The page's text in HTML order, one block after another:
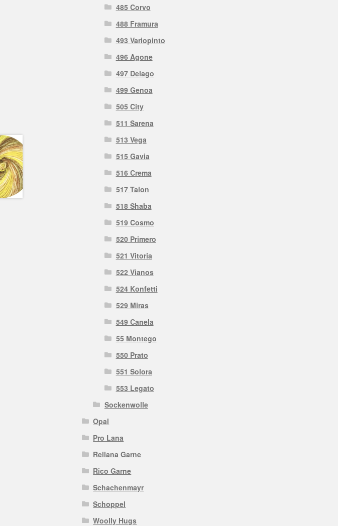
485 Corvo
488 Framura
493 Variopinto
496 Agone
497 Delago
499 Genoa
505 City
511 Sarena
513 Vega
515 Gavia
516 Crema
517 Talon
518 Shaba
519 Cosmo
520 Primero
521 Vitoria
522 Vianos
524 Konfetti
529 Miras
549 Canela
55 Montego
550 Prato
551 Solora
553 Legato
Sockenwolle
Opal
Pro Lana
Rellana Garne
Rico Garne
Schachenmayr
Schoppel
Woolly Hugs